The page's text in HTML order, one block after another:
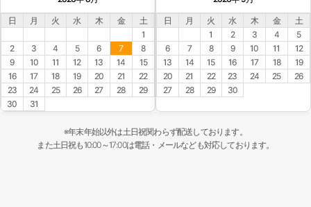
日 月 火 水 木 金
土
1
2
3 4 5 6 7
8
9
10 11 12 13 14
15
16
17 18 19 20 21
22
23
24 25 26 27 28
29
30
31
日 月 火 水 木 金
土
1
2 3 4
5
6
7 8 9 10 11
12
13
14 15 16 17 18
19
20
21 22 23 24 25
26
27
28 29 30
※年末年始以外は土日祝関わらず配送しております。
また土日祝も10:00～17:00は電話・メールなども対応しております。